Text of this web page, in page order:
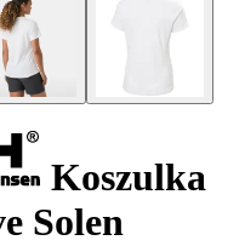
Koszulka
Solen